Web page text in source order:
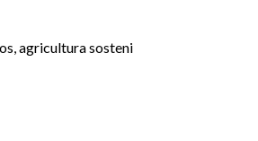
agricultura sosteni